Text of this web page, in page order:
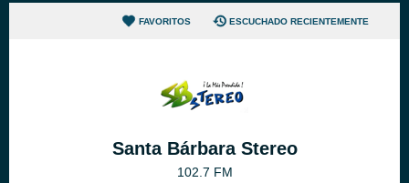
FAVORITOS ESCUCHADO RECIENTEMENTE
Santa Bárbara Stereo
102.7 FM